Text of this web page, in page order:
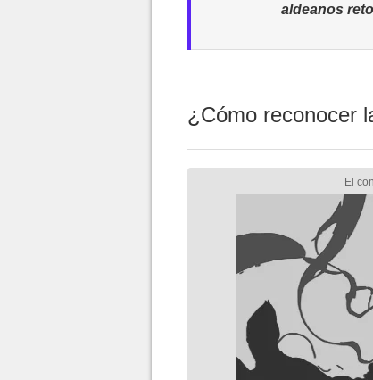
aldeanos
¿Cómo reconocer